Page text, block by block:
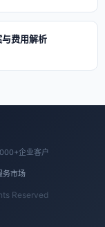
与费用解析
企业客户
务市场
Reserved